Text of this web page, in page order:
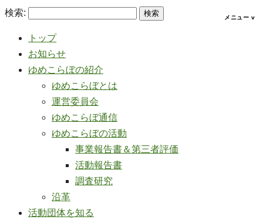
検索:
トップ
お知らせ
ゆめこらぼの紹介
ゆめこらぼとは
運営委員会
ゆめこらぼ通信
ゆめこらぼの活動
事業報告書＆第三者評価
活動報告書
調査研究
沿革
活動団体を知る